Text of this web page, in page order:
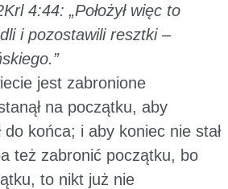
4:44: „Położył więc to
i pozostawili resztki –
jest zabronione
na początku, aby
do końca; i aby koniec nie stał
też zabronić początku, bo
to nikt już nie